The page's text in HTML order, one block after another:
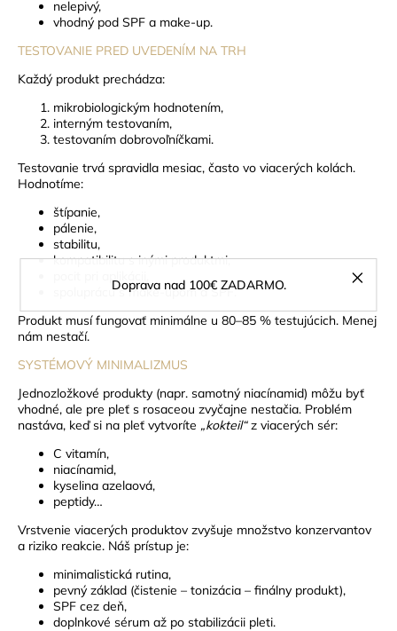
Doprava nad 100€ ZADARMO.
nelepivý,
vhodný pod SPF a make-up.
TESTOVANIE PRED UVEDENÍM NA TRH
Každý produkt prechádza:
mikrobiologickým hodnotením,
interným testovaním,
testovaním dobrovoľníčkami.
Testovanie trvá spravidla mesiac, často vo viacerých kolách.
Hodnotíme:
štípanie,
pálenie,
stabilitu,
kompatibilitu s inými produktmi,
spoluprácu s make-upom a SPF.
Produkt musí fungovať minimálne u 80–85 % testujúcich. Menej
nám nestačí.
SYSTÉMOVÝ MINIMALIZMUS
Jednozložkové produkty (napr. samotný niacínamid) môžu byť
vhodné, ale pre pleť s rosaceou zvyčajne nestačia. Problém
nastáva, keď si na pleť vytvoríte „kokteil“z viacerých sér:
C vitamín,
niacínamid,
kyselina azelaová,
peptidy…
Vrstvenie viacerých produktov zvyšuje množstvo konzervantov
a riziko reakcie. Náš prístup je:
minimalistická rutina,
pevný základ (čistenie – tonizácia – finálny produkt),
SPF cez deň,
doplnkové sérum až po stabilizácii pleti.